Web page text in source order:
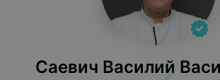
Саевич Василий